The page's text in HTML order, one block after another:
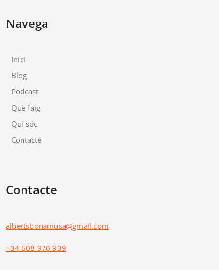
Navega
Inici
Blog
Podcast
Què faig
Qui sóc
Contacte
Contacte
albertsbonamusa@gmail.com
+34 608 970 939